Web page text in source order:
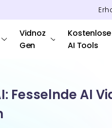
Vidnoz
Gen
Kostenlose
AI Tools
Fesselnde AI